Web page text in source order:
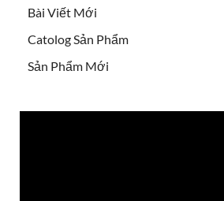
Bài Viết Mới
Catolog Sản Phẩm
Sản Phẩm Mới